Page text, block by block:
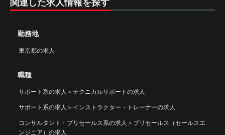
関連した求人情報を探す
勤務地
東京都の求人
職種
サポート系の求人 ＞ テクニカルサポートの求人
サポート系の求人 ＞ インストラクター・トレーナーの求人
コンサルタント・プリセールス系の求人 ＞ プリセールス（セールスエ
ンジニア）の求人